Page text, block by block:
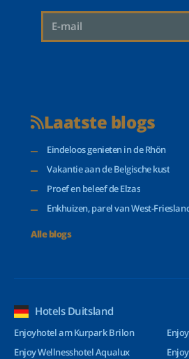
Laatste blogs
Eindeloos genieten in de Rhön
Vakantie aan de Belgische kust
Proef en beleef de Elzas
Enkhuizen, parel van West-
Alle blogs
Hotels Duitsland
Enjoyhotel am Kurpark Brilon
Enjoy Wellnesshotel Aqualux